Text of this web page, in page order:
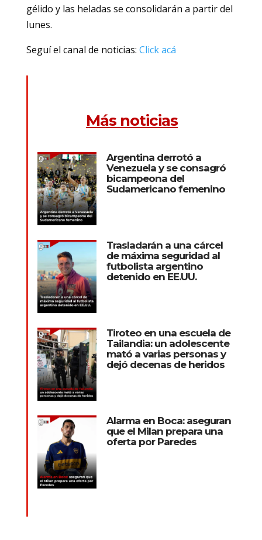
gélido y las heladas se consolidarán a partir del
lunes.
Seguí el canal de noticias: Click acá
Más noticias
Argentina derrotó a
Venezuela y se consagró
bicampeona del
Sudamericano femenino
Trasladarán a una cárcel
de máxima seguridad al
futbolista argentino
detenido en EE.UU.
Tiroteo en una escuela de
Tailandia: un adolescente
mató a varias personas y
dejó decenas de heridos
Alarma en Boca: aseguran
que el Milan prepara una
oferta por Paredes